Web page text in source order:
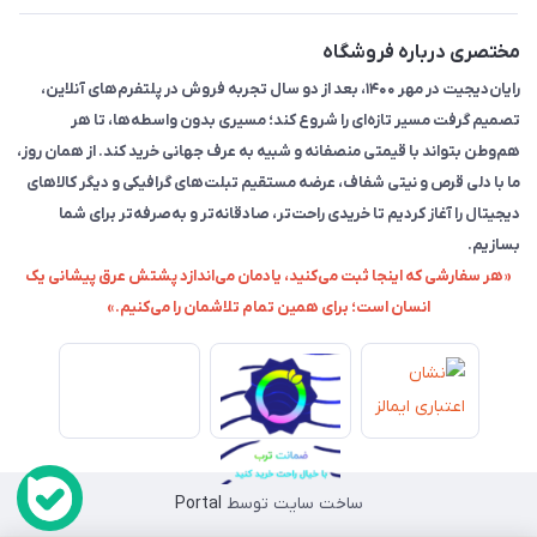
مختصری درباره فروشگاه
رایان‌دیجیت در مهر ۱۴۰۰، بعد از دو سال تجربه فروش در پلتفرم‌های آنلاین،
تصمیم گرفت مسیر تازه‌ای را شروع کند؛ مسیری بدون واسطه‌ها، تا هر
هم‌وطن بتواند با قیمتی منصفانه و شبیه به عرف جهانی خرید کند. از همان روز،
ما با دلی قرص و نیتی شفاف، عرضه مستقیم تبلت‌های گرافیکی و دیگر کالاهای
دیجیتال را آغاز کردیم تا خریدی راحت‌تر، صادقانه‌تر و به‌صرفه‌تر برای شما
بسازیم.
«هر سفارشی که اینجا ثبت می‌کنید، یادمان می‌اندازد پشتش عرق پیشانی یک
انسان است؛ برای همین تمام تلاشمان را می‌کنیم.»
ساخت سایت توسط Portal